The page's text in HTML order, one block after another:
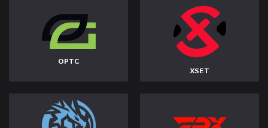
OPTC
XSET